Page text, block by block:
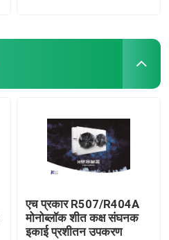
एच प्रकार R507/R404A
मोनोब्लॉक शीत कक्ष संघनक
इकाई प्रशीतन उपकरण